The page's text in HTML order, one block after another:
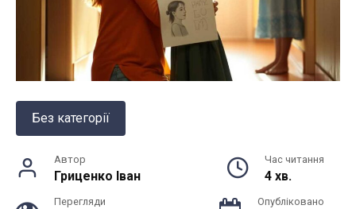
Без категорії
Автор
Гриценко Іван
Час читання
4 хв.
Перегляди Опубліковано